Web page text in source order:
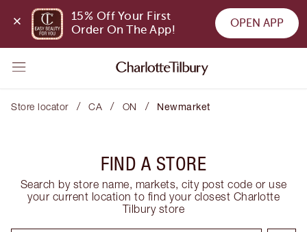
15% Off Your First
Order On The App!
OPEN APP
Store locator / CA / ON / Newmarket
FIND A STORE
Search by store name, markets, city post code or use
your current location to find your closest Charlotte
Tilbury store